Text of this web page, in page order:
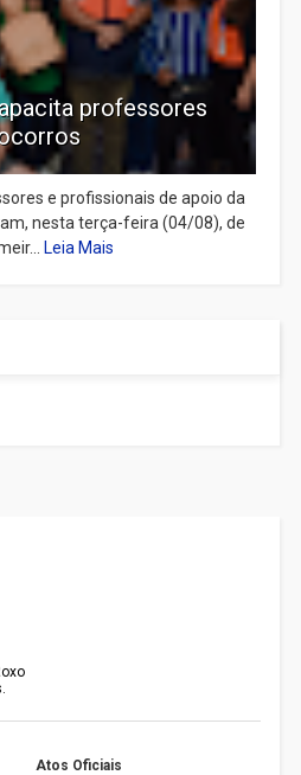
professores
e profissionais de apoio da
nesta terça-feira (04/08), de
Leia Mais
Atos Oficiais